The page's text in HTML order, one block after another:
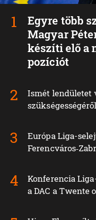
Egyre több
Magyar
készíti elő a
pozíciót
Ismét lendületet
Európa Liga-
Konferencia
a DAC a Twente